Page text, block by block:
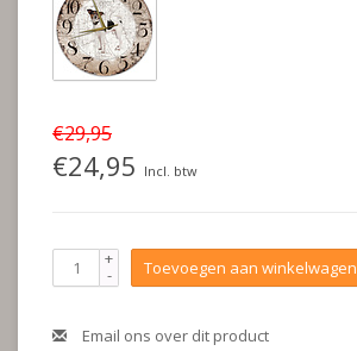
€29,95
€24,95 Incl. btw
+
- Toevoegen aan winkelwagen
Email ons over dit product